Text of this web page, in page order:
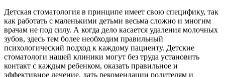
Детская стоматология в принципе имеет свою специфику, так
как работать с маленькими детьми весьма сложно и многим
врачам не под силу. А когда дело касается удаления молочных
зубов, здесь тем более необходим правильный
психологический подход к каждому пациенту. Детские
стоматологи нашей клиники могут без труда установить
контакт с каждым ребенком, оказать правильное и
эффективное лечение, дать рекомендации родителям и